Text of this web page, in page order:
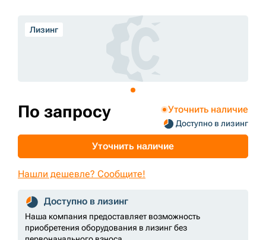
Лизинг
По запросу Уточнить наличие
Доступно в лизинг
Уточнить наличие
Нашли дешевле? Сообщите!
Доступно в лизинг
Наша компания предоставляет возможность
приобретения оборудования в лизинг без
Контакты
+7 (499) 394-50-93